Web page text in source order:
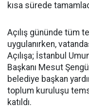
kısa sürede
Açılış gününde tüm
uygulanırken,
Açılışa; İstanbul
Başkanı Mesut
belediye başkan
toplum kuruluşu
katıldı.